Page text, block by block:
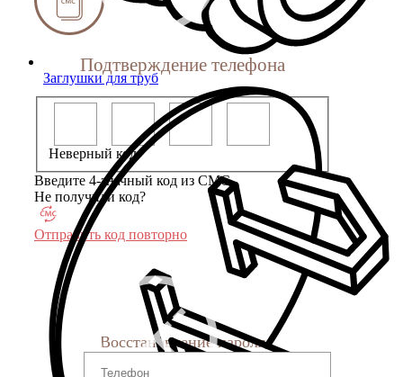
Заглушки для труб
Подтверждение телефона
Неверный код
Введите 4-значный код из СМС
Не получили код?
Отправить код повторно
Восстановление пароля